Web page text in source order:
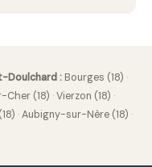
Doulchard : Bourges (18) ·
Cher (18) ·Vierzon (18) ·
·Aubigny-sur-Nère (18) ·